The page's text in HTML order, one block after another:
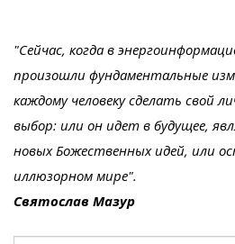
"Сейчас, когда в
произошли фундаментальные
каждому человеку сделать свой
выбор: или он идет в будущее,
новых Божественных идей, или
иллюзорном мире".
Святослав Мазур